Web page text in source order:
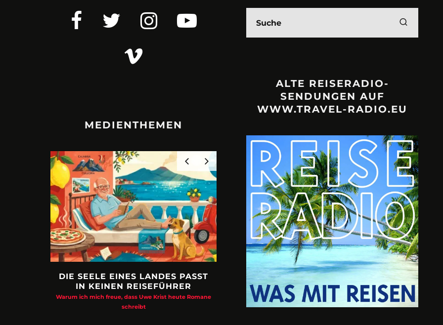
MEDIENTHEMEN
DIE SEELE EINES LANDES PASST
IN KEINEN REISEFÜHRER
Warum ich mich freue, dass Uwe Krist heute Romane
schreibt
URLAUBSFRUST – IST REISEN
KAPUTT?
Philipp Laage „Travel is broken“ - Wege aus der
Urlaubsfalle
A3M –
Mit Krisen-
ALTE REISERADIO-
SENDUNGEN AUF
WWW.TRAVEL-RADIO.EU